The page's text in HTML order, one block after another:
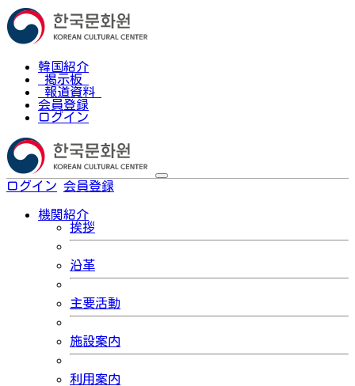
韓国紹介
掲示板
報道資料
会員登録
ログイン
ログイン 会員登録
機関紹介
挨拶
沿革
主要活動
施設案内
利用案内